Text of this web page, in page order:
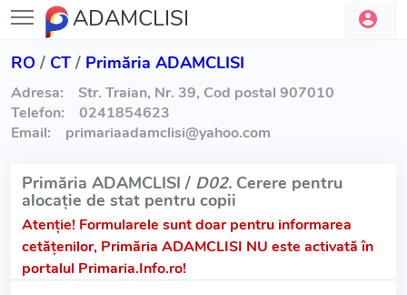
ADAMCLISI
RO / CT / Primăria ADAMCLISI
Adresa:
Str. Traian, Nr. 39, Cod postal 907010
Telefon:
0241854623
Email:
primariaadamclisi@yahoo.com
Primăria ADAMCLISI / D02. Cerere pentru
alocație de stat pentru copii
Atenție! Formularele sunt doar pentru informarea
cetățenilor, Primăria ADAMCLISI NU este activată în
portalul Primaria.Info.ro!